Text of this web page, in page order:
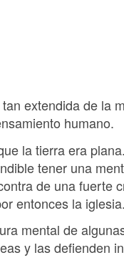
extendida de la
humano.
la tierra era
tener una
de una fuerte
entonces la iglesia.
mental de
y las defienden